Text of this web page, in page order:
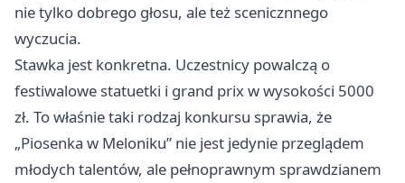
nie tylko dobrego głosu, ale też scenicznnego
wyczucia.
Stawka jest konkretna. Uczestnicy powalczą o
festiwalowe statuetki i grand prix w wysokości 5000
zł. To właśnie taki rodzaj konkursu sprawia, że
„Piosenka w Meloniku” nie jest jedynie przeglądem
młodych talentów, ale pełnoprawnym sprawdzianem